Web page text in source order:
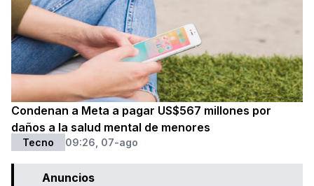
Condenan a Meta a pagar US$567 millones por
daños a la salud mental de menores
Tecno 09:26, 07-ago
Anuncios